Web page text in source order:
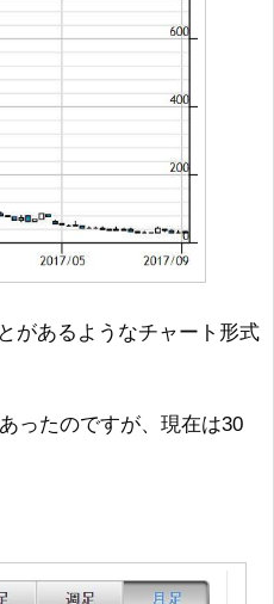
があるようなチャート形式
ったのですが、現在は30